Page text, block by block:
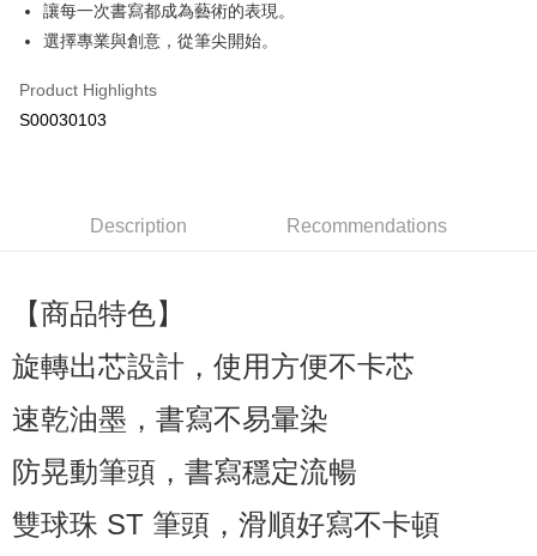
ATM Transfer
NT$60/order | Free shipping on orders of NT$599 or more
NT$60/order | Free shipping on orders of NT$599 or more
7-11付款取貨
付款後7-11取貨
NT$60/order | Free shipping on orders of NT$599 or more
讓每一次書寫都成為藝術的表現。
選擇專業與創意，從筆尖開始。
Product Highlights
S00030103
Description Recommendations
【商品特色】
旋轉出芯設計，使用方便不卡芯
速乾油墨，書寫不易暈染
防晃動筆頭，書寫穩定流暢
雙球珠 ST 筆頭，滑順好寫不卡頓